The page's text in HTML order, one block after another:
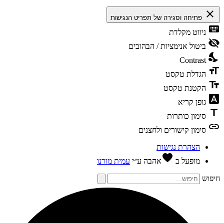
close פתיחה וסגירה של תפריט הנגישות
ניווט מקלדת
ביטול אנימציות / הבהובים
Contrast
הגדלת טקסט
הקטנת טקסט
גופן קריא
סימון כותרות
סימון קישורים ולחצנים
הצהרת נגישות
מופעל בfavoriteאהבהע״יעמית מורנו